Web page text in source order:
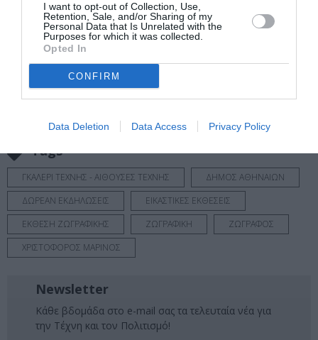
I want to opt-out of Collection, Use,
Retention, Sale, and/or Sharing of my
Personal Data that Is Unrelated with the
Purposes for which it was collected.
Opted In
CONFIRM
Data Deletion Data Access Privacy Policy
Ακολουθήστε το Culturenow.gr στοGoogle News
μάθετε πρώτοι όλες τις ειδήσεις
Δείτε όλα τατελευταία νέαγια την Τέχνη και τον
Πολιτισμό στοCulturenow.gr
Tags
ΓΚΑΛΕΡΙ ΤΕΧΝΗΣ - ΑΙΘΟΥΣΕΣ ΤΕΧΝΗΣ
ΔΗΜΟΣ ΑΘΗΝΑΙΩΝ
ΔΩΡΕΑΝ ΕΚΔΗΛΩΣΕΙΣ
ΕΙΚΑΣΤΙΚΕΣ ΕΚΘΕΣΕΙΣ
ΕΚΘΕΣΗ ΖΩΓΡΑΦΙΚΗΣ
ΖΩΓΡΑΦΙΚΗ
ΖΩΓΡΑΦΟΣ
ΧΡΙΣΤΟΦΟΡΟΣ ΜΑΡΙΝΟΣ
Newsletter
Κάθε βδομάδα στο e-mail σας τα τελευταία νέα για
την Τέχνη και τον Πολιτισμό!